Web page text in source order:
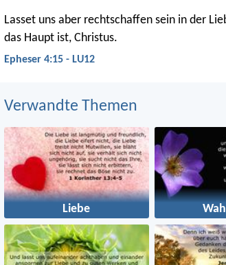
Lasset uns aber rechtschaffen sein in der
das Haupt ist, Christus.
Epheser 4:15 - LU12
Verwandte Themen
Liebe